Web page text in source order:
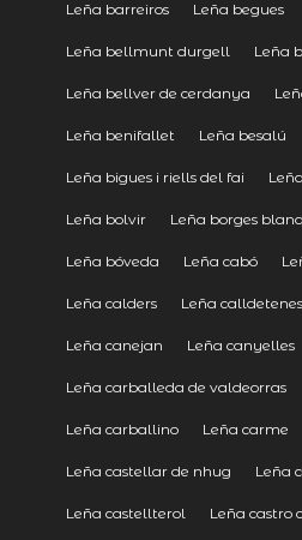
Leña barreiros Leña begues
Leña bellmunt durgell Leña
Leña bellver de cerdanya
Leña benifallet Leña besalú
Leña bigues i riells del fai
Leña bolvir Leña borges
Leña bóveda Leña cabó
Leña calders Leña calldetenes
Leña canejan Leña canyelles
Leña carballeda de valdeorras
Leña carballino Leña carme
Leña castellar de nhug Leña
Leña castellterol Leña castro